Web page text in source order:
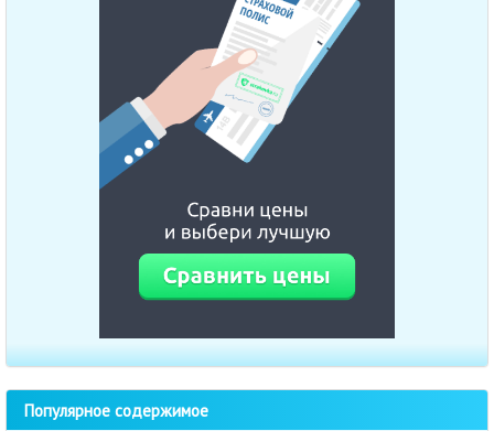
Популярное содержимое